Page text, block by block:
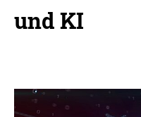
und KI